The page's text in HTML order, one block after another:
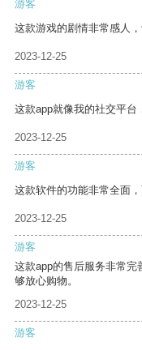
游客
这款游戏的剧情非常感人，
2023-12-25
游客
这款app就像我的社交平台
2023-12-25
游客
这款软件的功能非常全面
2023-12-25
游客
这款app的售后服务非常
够放心购物。
2023-12-25
游客